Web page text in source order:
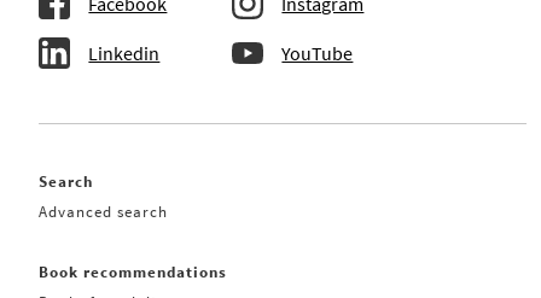
Linkedin YouTube
Search
Advanced search
Book recommendations